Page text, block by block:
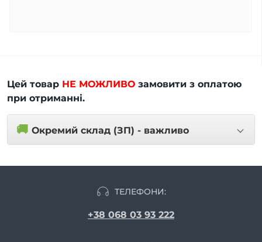
Цей товар НЕ МОЖЛИВО замовити з оплатою
при отриманні.
🚚 Окремий склад (ЗП) - важливо
ТЕЛЕФОНИ:
+38 068 03 93 222